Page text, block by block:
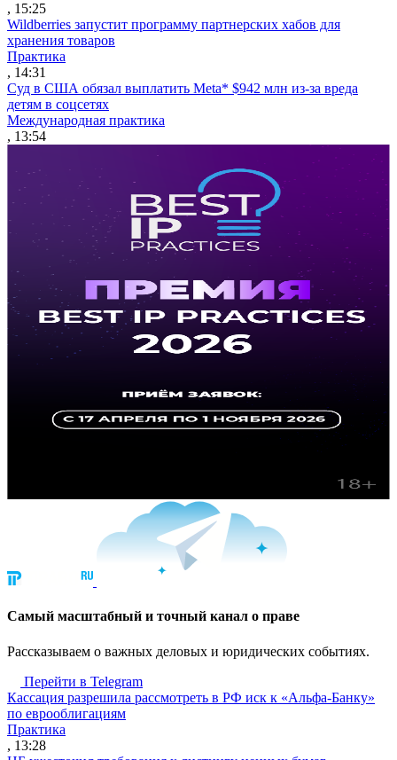
, 15:25
Wildberries запустит программу партнерских хабов для
хранения товаров
Практика
, 14:31
Суд в США обязал выплатить Meta* $942 млн из-за вреда
детям в соцсетях
Международная практика
, 13:54
Cамый масштабный и точный канал о праве
Рассказываем о важных деловых и юридических событиях.
Перейти в Telegram
Кассация разрешила рассмотреть в РФ иск к «Альфа-Банку»
по еврооблигациям
Практика
, 13:28